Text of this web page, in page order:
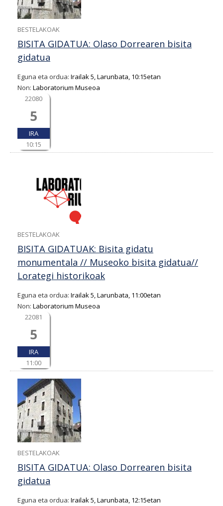
BESTELAKOAK
BISITA GIDATUA: Olaso Dorrearen bisita
gidatua
Eguna eta ordua: Irailak 5, Larunbata, 10:15etan
Non: Laboratorium Museoa
22080
5
IRA
10:15
BESTELAKOAK
BISITA GIDATUAK: Bisita gidatu
monumentala // Museoko bisita gidatua//
Lorategi historikoak
Eguna eta ordua: Irailak 5, Larunbata, 11:00etan
Non: Laboratorium Museoa
22081
5
IRA
11:00
BESTELAKOAK
BISITA GIDATUA: Olaso Dorrearen bisita
gidatua
Eguna eta ordua: Irailak 5, Larunbata, 12:15etan